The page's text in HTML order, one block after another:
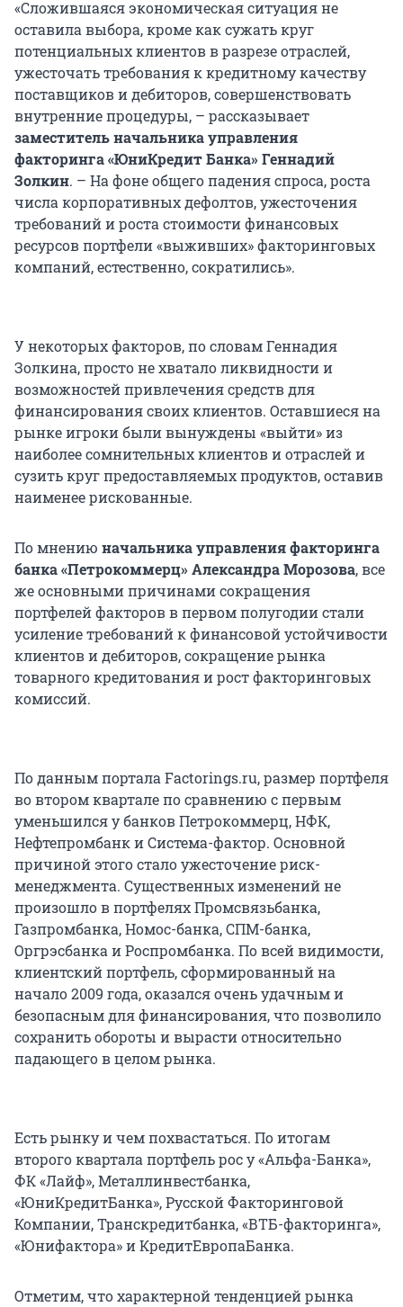
«Сложившаяся экономическая ситуация не
оставила выбора, кроме как сужать круг
потенциальных клиентов в разрезе отраслей,
ужесточать требования к кредитному качеству
поставщиков и дебиторов, совершенствовать
внутренние процедуры, – рассказывает
заместитель начальника управления
факторинга«ЮниКредит Банка»Геннадий
Золкин. – На фоне общего падения спроса, роста
числа корпоративных дефолтов, ужесточения
требований и роста стоимости финансовых
ресурсов портфели «выживших» факторинговых
компаний, естественно, сократились».
У некоторых факторов, по словам Геннадия
Золкина, просто не хватало ликвидности и
возможностей привлечения средств для
финансирования своих клиентов. Оставшиеся на
рынке игроки были вынуждены «выйти» из
наиболее сомнительных клиентов и отраслей и
сузить круг предоставляемых продуктов, оставив
наименее рискованные.
По мнению начальника управления факторинга
банка «Петрокоммерц» Александра Морозова, все
же основными причинами сокращения
портфелей факторов в первом полугодии стали
усиление требований к финансовой устойчивости
клиентов и дебиторов, сокращение рынка
товарного кредитования и рост факторинговых
комиссий.
По данным портала Factorings.ru, размер портфеля
во втором квартале по сравнению с первым
уменьшился у банков Петрокоммерц, НФК,
Нефтепромбанк и Система-фактор. Основной
причиной этого стало ужесточение риск-
менеджмента. Существенных изменений не
произошло в портфелях Промсвязьбанка,
Газпромбанка, Номос-банка, СПМ-банка,
Оргрэсбанка и Роспромбанка. По всей видимости,
клиентский портфель, сформированный на
начало 2009 года, оказался очень удачным и
безопасным для финансирования, что позволило
сохранить обороты и вырасти относительно
падающего в целом рынка.
Есть рынку и чем похвастаться. По итогам
второго квартала портфель рос у «Альфа-Банка»,
ФК «Лайф», Металлинвестбанка,
«ЮниКредитБанка», Русской Факторинговой
Компании, Транскредитбанка, «ВТБ-факторинга»,
«Юнифактора» и КредитЕвропаБанка.
Отметим, что характерной тенденцией рынка